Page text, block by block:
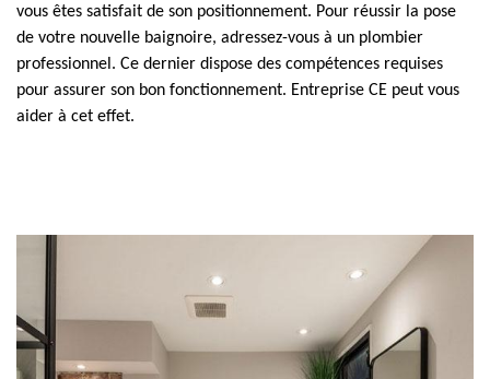
vous êtes satisfait de son positionnement. Pour réussir la pose
de votre nouvelle baignoire, adressez-vous à un plombier
professionnel. Ce dernier dispose des compétences requises
pour assurer son bon fonctionnement. Entreprise CE peut vous
aider à cet effet.